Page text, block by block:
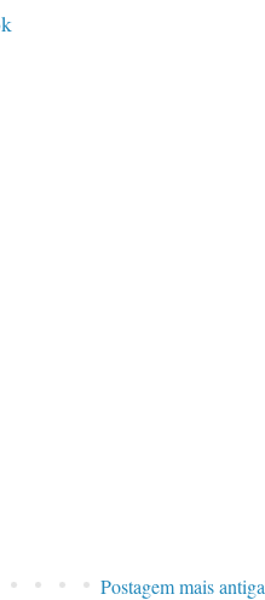
Postagem mais antiga